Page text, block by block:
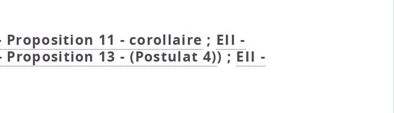
Proposition 11 - corollaire ; EII -
Proposition 13 - (Postulat 4)) ; EII -